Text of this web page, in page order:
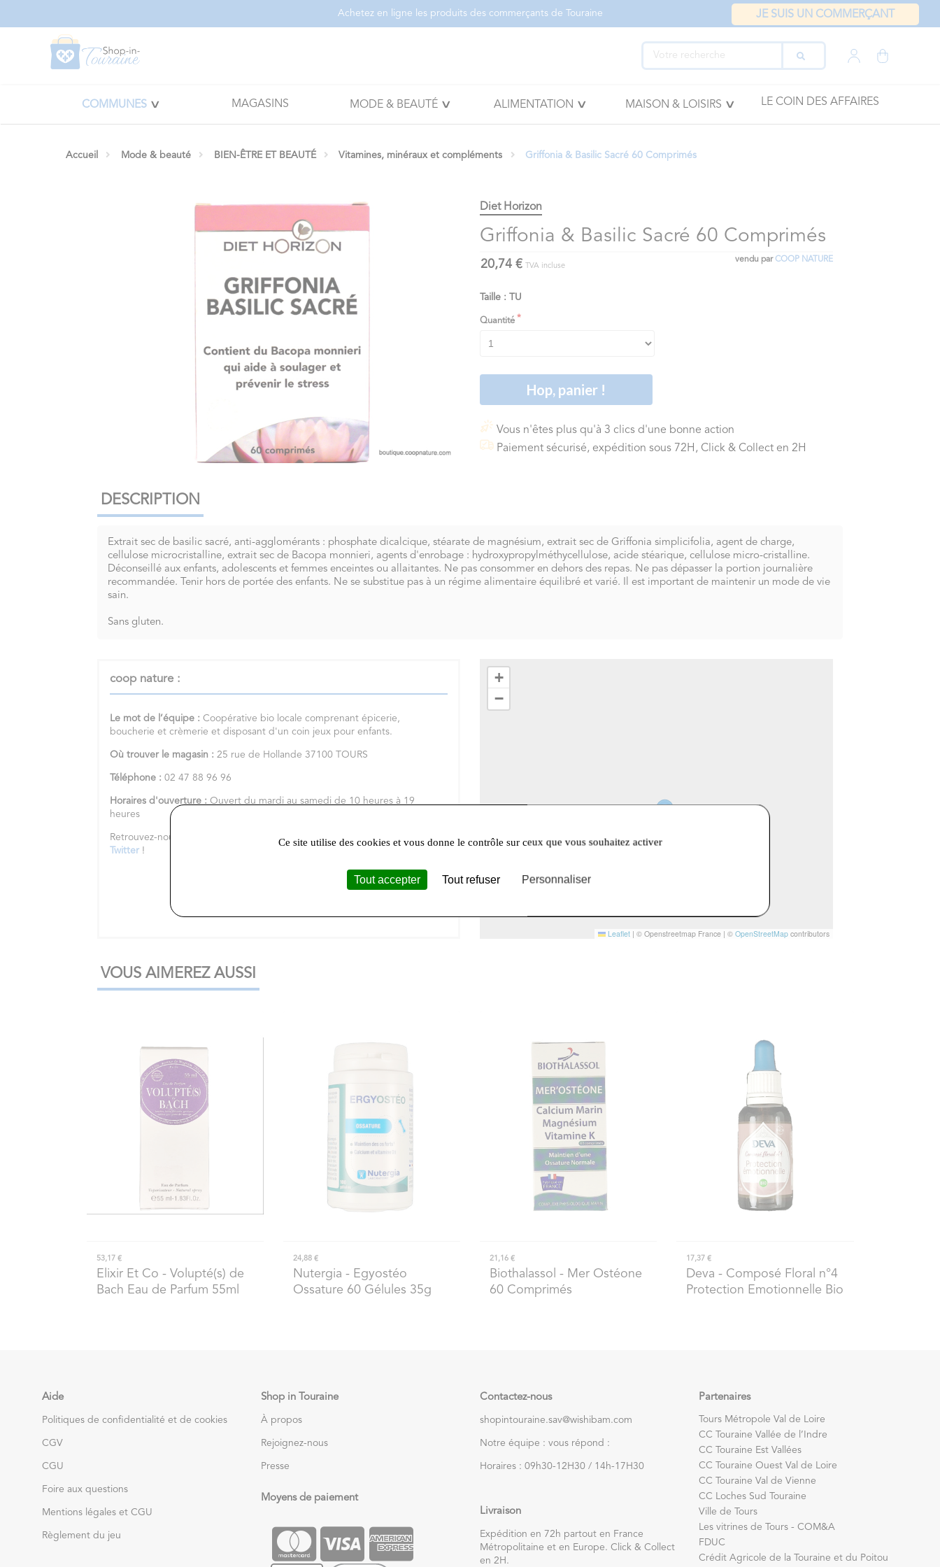
Achetez en ligne les produits des commerçants de Touraine JE SUIS UN COMMERÇANT
COMMUNES MAGASINS MODE & BEAUTÉ ALIMENTATION MAISON & LOISIRS LE COIN DES AFFAIRES
Accueil Mode & beauté BIEN-ÊTRE ET BEAUTÉ Vitamines, minéraux et compléments Griffonia & Basilic Sacré 60 Comprimés
Diet Horizon
Griffonia & Basilic Sacré 60 Comprimés
vendu parCOOP NATURE
20,74 € TVA incluse
Taille : TU
Quantité
Hop, panier !
Vous n'êtes plus qu'à 3 clics d'une bonne action
Paiement sécurisé, expédition sous 72H, Click & Collect en 2H
DESCRIPTION
Extrait sec de basilic sacré, anti-agglomérants : phosphate dicalcique, stéarate de magnésium, extrait sec de Griffonia simplicifolia, agent de charge,
cellulose microcristalline, extrait sec de Bacopa monnieri, agents d'enrobage : hydroxypropylméthycellulose, acide stéarique, cellulose micro-cristalline.
Déconseillé aux enfants, adolescents et femmes enceintes ou allaitantes. Ne pas consommer en dehors des repas. Ne pas dépasser la portion journalière
recommandée. Tenir hors de portée des enfants. Ne se substitue pas à un régime alimentaire équilibré et varié. Il est important de maintenir un mode de vie
sain.
Sans gluten.
coop nature :
Le mot de l’équipe :Coopérative bio locale comprenant épicerie,
boucherie et crèmerie et disposant d'un coin jeux pour enfants.
Où trouver le magasin :25 rue de Hollande 37100 TOURS
Téléphone :02 47 88 96 96
Horaires d'ouverture :Ouvert du mardi au samedi de 10 heures à 19
heures
Retrouvez-nous sur notre et nos réseaux sociaux Facebook
et
Twitter !
+
−
Leaflet | © Openstreetmap France | © OpenStreetMapcontributors
VOUS AIMEREZ AUSSI
53,17 €
Elixir Et Co - Volupté(s) de
Bach Eau de Parfum 55ml
24,88 €
Nutergia - Egyostéo
Ossature 60 Gélules 35g
21,16 €
Biothalassol - Mer Ostéone
60 Comprimés
17,37 €
Deva - Composé Floral n°4
Protection Emotionnelle Bio
Aide
Politiques de confidentialité et de cookies
CGV
CGU
Foire aux questions
Mentions légales et CGU
Règlement du jeu
Shop in Touraine
À propos
Rejoignez-nous
Presse
Moyens de paiement
Contactez-nous
shopintouraine.sav@wishibam.com
Notre équipe : vous répond :
Horaires : 09h30-12H30 / 14h-17H30
Livraison
Expédition en 72h partout en France
Métropolitaine et en Europe. Click & Collect
en 2H.
Partenaires
Tours Métropole Val de Loire
CC Touraine Vallée de l’Indre
CC Touraine Est Vallées
CC Touraine Ouest Val de Loire
CC Touraine Val de Vienne
CC Loches Sud Touraine
Ville de Tours
Les vitrines de Tours - COM&A
FDUC
Crédit Agricole de la Touraine et du Poitou
Ce site utilise des cookies et vous donne le contrôle sur ceux que vous souhaitez activer
Tout accepter Tout refuser Personnaliser